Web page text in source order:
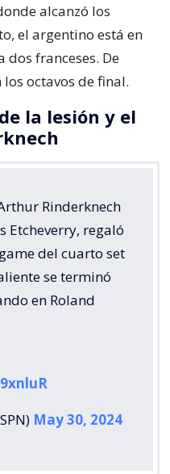
alcanzó los
el argentino está en
franceses. De
los octavos de final.
la lesión y el
Rinderknech
Etcheverry, regaló
del cuarto set
se terminó
en Roland
May 30, 2024